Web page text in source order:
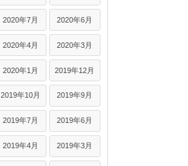
2020年7月 2020年6月
2020年4月 2020年3月
2020年1月 2019年12月
2019年10月 2019年9月
2019年7月 2019年6月
2019年4月 2019年3月